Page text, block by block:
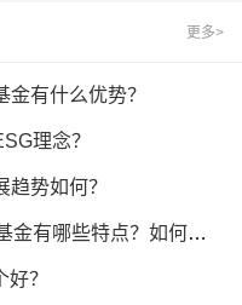
更多>
有什么优势？​
理念？
势如何？
随着ESG投资理念的兴起，ESG基金有哪些特点？如何评估其投资价值？​
？